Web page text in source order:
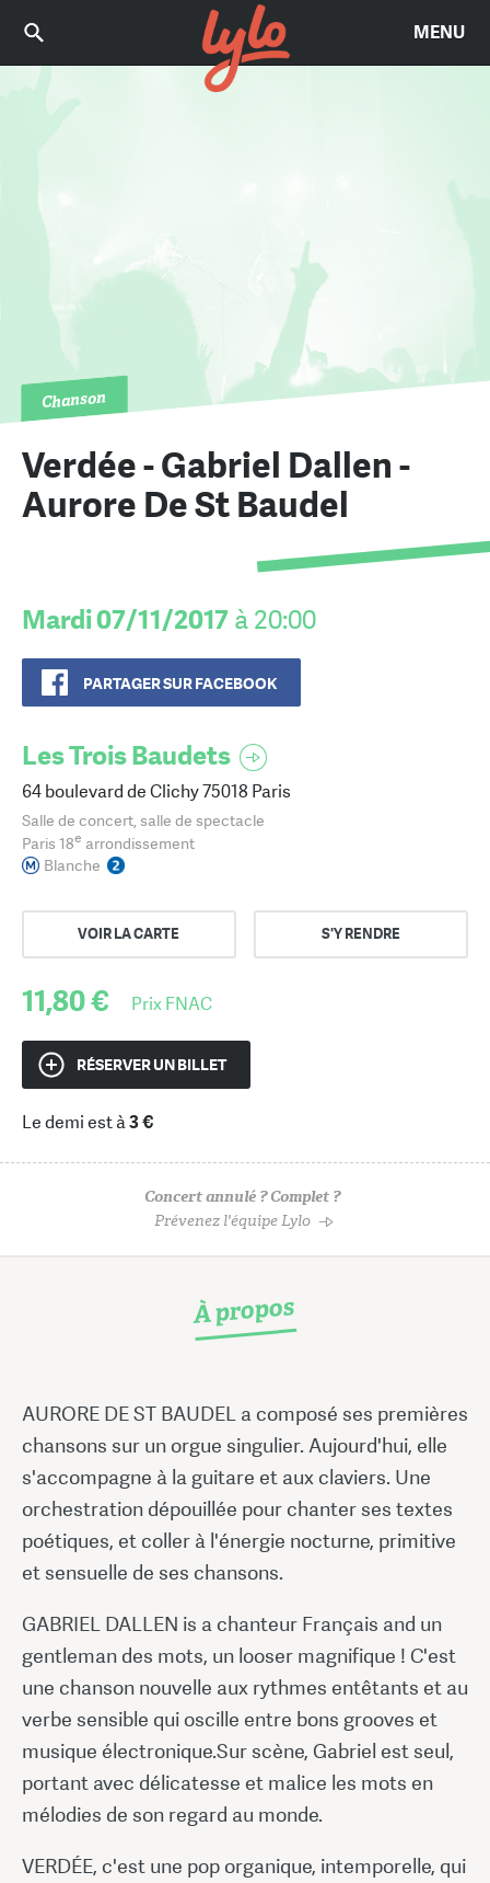
MENU
Chanson
Verdée - Gabriel Dallen -
Aurore De St Baudel
Mardi 07/11/2017 à 20:00
PARTAGER SUR FACEBOOK
Les Trois Baudets
64 boulevard de Clichy 75018 Paris
Salle de concert, salle de spectacle
Paris 18e arrondissement
Blanche
VOIR LA CARTE S'Y RENDRE
11,80 € Prix FNAC
RÉSERVER UN BILLET
Le demi est à3 €
Concert annulé ? Complet ?
Prévenez l'équipe Lylo
À propos
AURORE DE ST BAUDEL a composé ses premières
chansons sur un orgue singulier. Aujourd'hui, elle
s'accompagne à la guitare et aux claviers. Une
orchestration dépouillée pour chanter ses textes
poétiques, et coller à l'énergie nocturne, primitive
et sensuelle de ses chansons.
GABRIEL DALLEN is a chanteur Français and un
gentleman des mots, un looser magnifique ! C'est
une chanson nouvelle aux rythmes entêtants et au
verbe sensible qui oscille entre bons grooves et
musique électronique.Sur scène, Gabriel est seul,
portant avec délicatesse et malice les mots en
mélodies de son regard au monde.
VERDÉE, c'est une pop organique, intemporelle, qui